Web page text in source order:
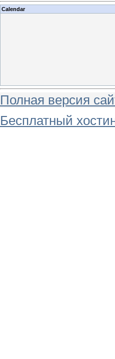
Calendar
Полная версия
Бесплатный